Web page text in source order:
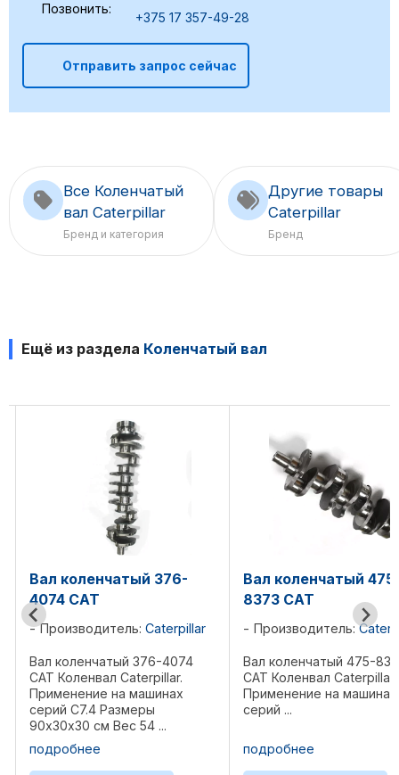
Позвонить:
+375 17 357-49-28
Отправить запрос сейчас
Все Коленчатый
вал Caterpillar
Бренд и категория
Другие товары
Caterpillar
Бренд
Ещё из раздела Коленчатый вал
Вал коленчатый 376-
4074 CAT
Производитель: Caterpillar
Вал коленчатый 376-4074
CAT Коленвал Caterpillar.
Применение на машинах
серий C7.4 Размеры
90х30х30 см Вес 54 ...
подробнее
Вал коленчатый
8373 CAT
Производитель:
Вал коленчатый 475-
CAT Коленвал Caterpillar.
Применение на машинах
серий ...
подробнее